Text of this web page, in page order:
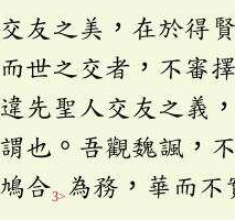
交友之美，在於得
世之交者，不審
先聖人交友之義
也。吾觀魏諷，
合3> 為務，華而不